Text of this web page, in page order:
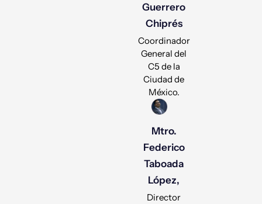
Guerrero
Chiprés
Coordinador
General del
C5 de la
Ciudad de
México.
Mtro.
Federico
Taboada
López,
Director